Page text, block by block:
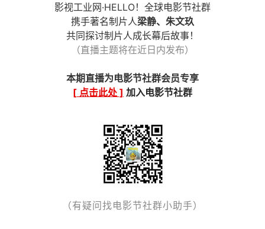
影视工业网·HELLO！全球电影节社群
携手著名制片人梁静、朱文玖
共同探讨制片人成长幕后故事！
（直播主题将在近日内发布）
本期直播为电影节社群会员专享
[ 点击此处 ] 加入电影节社群
（有疑问找电影节社群小助手）